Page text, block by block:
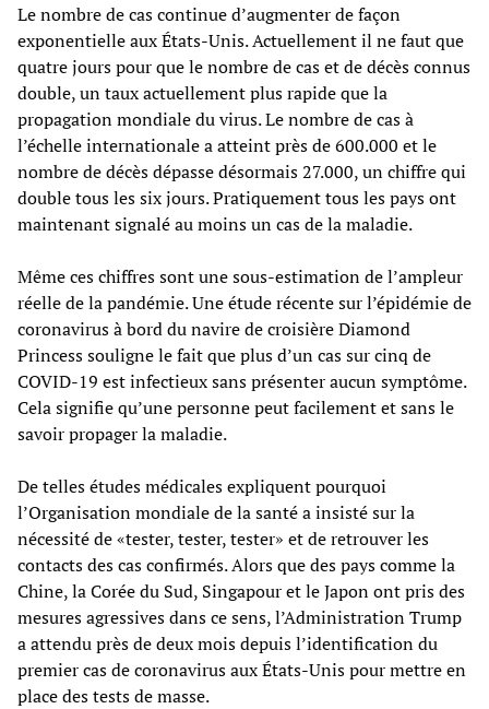
Le nombre de cas continue d’augmenter de façon
exponentielle aux États-Unis. Actuellement il ne faut que
quatre jours pour que le nombre de cas et de décès connus
double, un taux actuellement plus rapide que la
propagation mondiale du virus. Le nombre de cas à
l’échelle internationale a atteint près de 600.000 et le
nombre de décès dépasse désormais 27.000, un chiffre qui
double tous les six jours. Pratiquement tous les pays ont
maintenant signalé au moins un cas de la maladie.
Même ces chiffres sont une sous-estimation de l’ampleur
réelle de la pandémie. Une étude récente sur l’épidémie de
coronavirus à bord du navire de croisière Diamond
Princess souligne le fait que plus d’un cas sur cinq de
COVID-19 est infectieux sans présenter aucun symptôme.
Cela signifie qu’une personne peut facilement et sans le
savoir propager la maladie.
De telles études médicales expliquent pourquoi
l’Organisation mondiale de la santé a insisté sur la
nécessité de «tester, tester, tester» et de retrouver les
contacts des cas confirmés. Alors que des pays comme la
Chine, la Corée du Sud, Singapour et le Japon ont pris des
mesures agressives dans ce sens, l’Administration Trump
a attendu près de deux mois depuis l’identification du
premier cas de coronavirus aux États-Unis pour mettre en
place des tests de masse.